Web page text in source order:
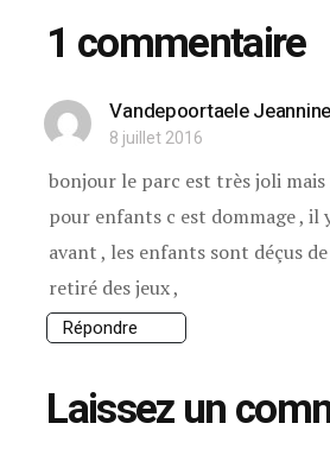
1 commentaire
Vandepoortaele Jeannine
8 juillet 2016
bonjour le parc est très joli mais
pour enfants c est dommage , il
avant , les enfants sont déçus
retiré des jeux ,
Répondre
Laissez un